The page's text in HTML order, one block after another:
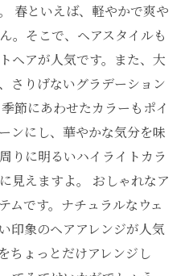
春といえば、軽やかで爽や
。そこで、ヘアスタイルも
ヘアが人気です。また、大
さりげないグラデーション
節にあわせたカラーもポイ
ンにし、華やかな気分を味
りに明るいハイライトカラ
見えますよ。 おしゃれなア
ムです。ナチュラルなウェ
印象のヘアアレンジが人気
ちょっとだけアレンジし